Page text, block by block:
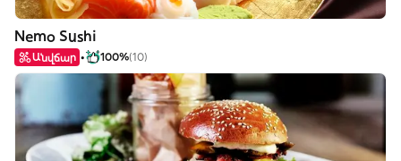
Nemo Sushi
Անվճար 100%(10)